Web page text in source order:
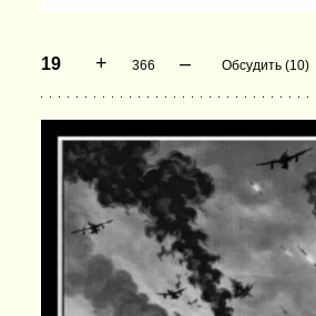
19 + 366 – Обсудить (10)